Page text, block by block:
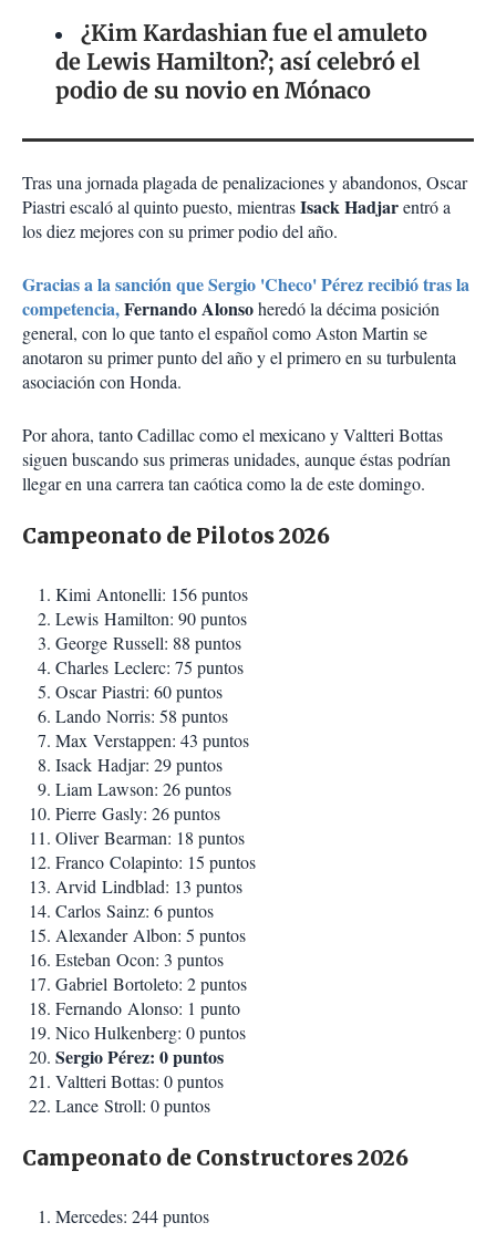
¿Kim Kardashian fue el amuleto
de Lewis Hamilton?; así celebró el
podio de su novio en Mónaco
Tras una jornada plagada de penalizaciones y abandonos, Oscar
Piastri escaló al quinto puesto, mientrasIsack Hadjarentró a
los diez mejores con su primer podio del año.
Gracias a la sanción que Sergio 'Checo' Pérez recibió tras la
competencia,Fernando Alonsoheredó la décima posición
general, con lo que tanto el español como Aston Martin se
anotaron su primer punto del año y el primero en su turbulenta
asociación con Honda.
Por ahora, tanto Cadillac como el mexicano y Valtteri Bottas
siguen buscando sus primeras unidades, aunque éstas podrían
llegar en una carrera tan caótica como la de este domingo.
Campeonato de Pilotos 2026
Kimi Antonelli: 156 puntos
Lewis Hamilton: 90 puntos
George Russell: 88 puntos
Charles Leclerc: 75 puntos
Oscar Piastri: 60 puntos
Lando Norris: 58 puntos
Max Verstappen: 43 puntos
Isack Hadjar: 29 puntos
Liam Lawson: 26 puntos
Pierre Gasly: 26 puntos
Oliver Bearman: 18 puntos
Franco Colapinto: 15 puntos
Arvid Lindblad: 13 puntos
Carlos Sainz: 6 puntos
Alexander Albon: 5 puntos
Esteban Ocon: 3 puntos
Gabriel Bortoleto: 2 puntos
Fernando Alonso: 1 punto
Nico Hulkenberg: 0 puntos
Sergio Pérez: 0 puntos
Valtteri Bottas: 0 puntos
Lance Stroll: 0 puntos
Campeonato de Constructores 2026
Mercedes: 244 puntos